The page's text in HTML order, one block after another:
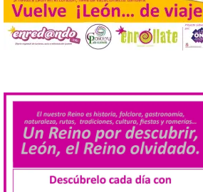
La Consejería de
Industria, Universidades,
Empleo y Comercio
destina 8,75 millones de
contratación temporal de 300 jóvenes
desempleados inscritos en el Sistema
Nacional de […]
En la Comarca de Liébana
tienes 6 rincones únicos
para ver el Eclipse de Sol